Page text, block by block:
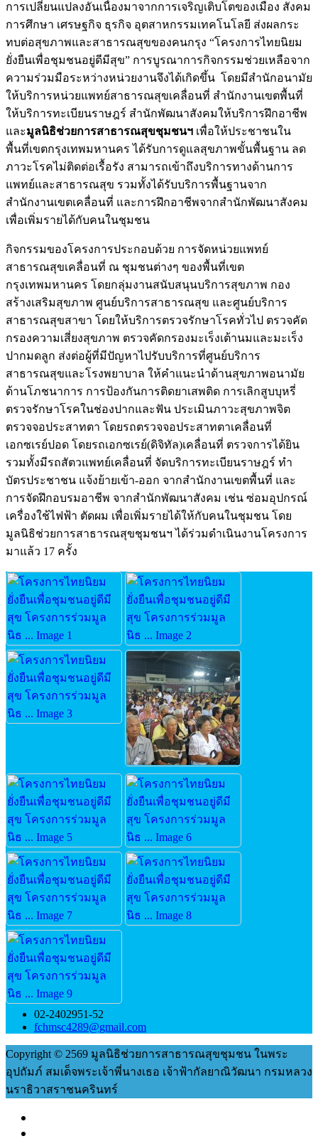
การเปลี่ยนแปลงอันเนื่องมาจากการเจริญเติบโตของเมือง สังคม
การศึกษา เศรษฐกิจ ธุรกิจ อุตสาหกรรมเทคโนโลยี ส่งผลกระ
ทบต่อสุขภาพและสาธารณสุขของคนกรุง “โครงการไทยนิยม
ยั่งยืนเพื่อชุมชนอยู่ดีมีสุข” การบูรณาการกิจกรรมช่วยเหลือจาก
ความร่วมมือระหว่างหน่วยงานจึงได้เกิดขึ้น โดยมีสำนักอนามัย
ให้บริการหน่วยแพทย์สาธารณสุขเคลื่อนที่ สำนักงานเขตพื้นที่
ให้บริการทะเบียนราษฎร์ สำนักพัฒนาสังคมให้บริการฝึกอาชีพ
และมูลนิธิช่วยการสาธารณสุขชุมชนฯ เพื่อให้ประชาชนใน
พื้นที่เขตกรุงเทพมหานคร ได้รับการดูแลสุขภาพขั้นพื้นฐาน ลด
ภาวะโรคไม่ติดต่อเรื้อรัง สามารถเข้าถึงบริการทางด้านการ
แพทย์และสาธารณสุข รวมทั้งได้รับบริการพื้นฐานจาก
สำนักงานเขตเคลื่อนที่ และการฝึกอาชีพจากสำนักพัฒนาสังคม
เพื่อเพิ่มรายได้กับคนในชุมชน
กิจกรรมของโครงการประกอบด้วย การจัดหน่วยแพทย์
สาธารณสุขเคลื่อนที่ ณ ชุมชนต่างๆ ของพื้นที่เขต
กรุงเทพมหานคร โดยกลุ่มงานสนับสนุนบริการสุขภาพ กอง
สร้างเสริมสุขภาพ ศูนย์บริการสาธารณสุข และศูนย์บริการ
สาธารณสุขสาขา โดยให้บริการตรวจรักษาโรคทั่วไป ตรวจคัด
กรองความเสี่ยงสุขภาพ ตรวจคัดกรองมะเร็งเต้านมและมะเร็ง
ปากมดลูก ส่งต่อผู้ที่มีปัญหาไปรับบริการที่ศูนย์บริการ
สาธารณสุขและโรงพยาบาล ให้คำแนะนำด้านสุขภาพอนามัย
ด้านโภชนาการ การป้องกันการติดยาเสพติด การเลิกสูบบุหรี่
ตรวจรักษาโรคในช่องปากและฟัน ประเมินภาวะสุขภาพจิต
ตรวจจอประสาทตา โดยรถตรวจจอประสาทตาเคลื่อนที่
เอกซเรย์ปอด โดยรถเอกซเรย์(ดิจิทัล)เคลื่อนที่ ตรวจการได้ยิน
รวมทั้งมีรถสัตวแพทย์เคลื่อนที่ จัดบริการทะเบียนราษฎร์ ทำ
บัตรประชาชน แจ้งย้ายเข้า-ออก จากสำนักงานเขตพื้นที่ และ
การจัดฝึกอบรมอาชีพ จากสำนักพัฒนาสังคม เช่น ซ่อมอุปกรณ์
เครื่องใช้ไฟฟ้า ตัดผม เพื่อเพิ่มรายได้ให้กับคนในชุมชน โดย
มูลนิธิช่วยการสาธารณสุขชุมชนฯ ได้ร่วมดำเนินงานโครงการ
มาแล้ว 17 ครั้ง
02-2402951-52
fchmsc4289@gmail.com
Copyright © 2569 มูลนิธิช่วยการสาธารณสุขชุมชน ในพระ
อุปถัมภ์ สมเด็จพระเจ้าพี่นางเธอ เจ้าฟ้ากัลยาณิวัฒนา กรมหลวง
นราธิวาสราชนครินทร์